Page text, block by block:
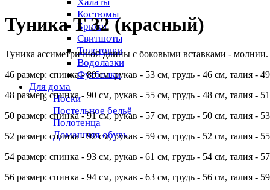
Костюмы
Брюки
Свитшоты
Толстовки
Водолазки
Футболки
Для дома
Носки
Постельное бельё
Полотенца
Домашняя обувь
Туника Т 32 (красный)
Туника ассиметричной длины с боковыми вставками -
46 размер: спинка - 89 см, рукав - 53 см, грудь - 46 см, талия -
48 размер: спинка - 90 см, рукав - 55 см, грудь - 48 см, талия -
50 размер: спинка - 91 см, рукав - 57 см, грудь - 50 см, талия -
52 размер: спинка - 92 см, рукав - 59 см, грудь - 52 см, талия -
54 размер: спинка - 93 см, рукав - 61 см, грудь - 54 см, талия -
56 размер: спинка - 94 см, рукав - 63 см, грудь - 56 см, талия -